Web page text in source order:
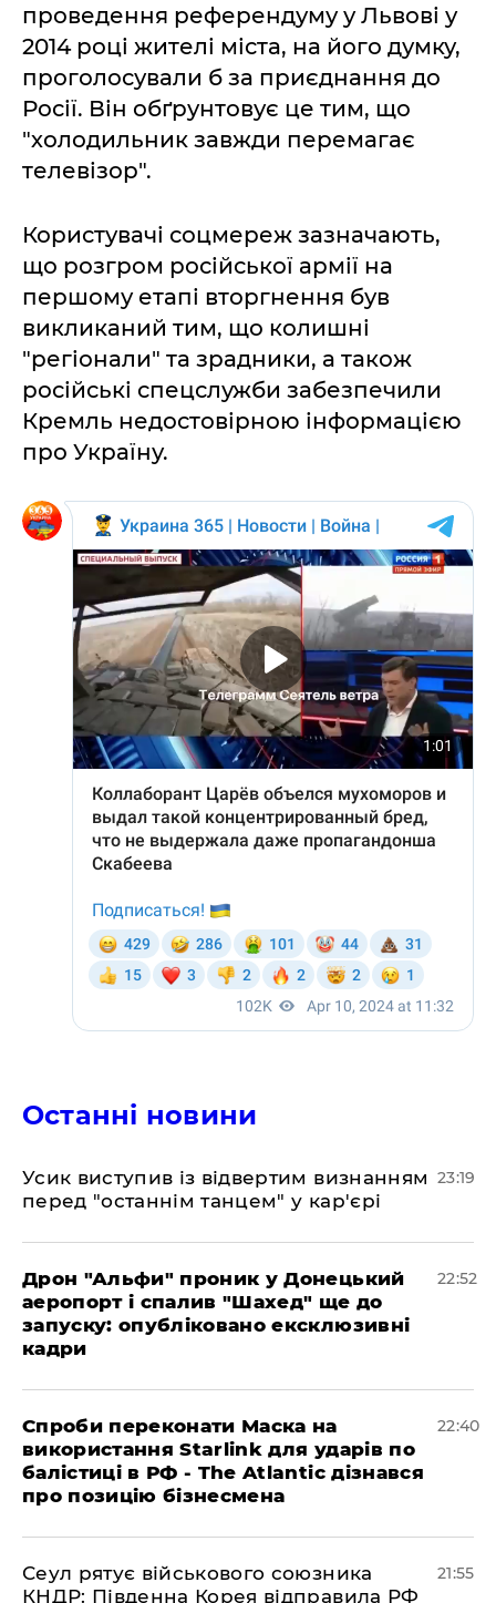
проведення референдуму у Львові у
2014 році жителі міста, на його думку,
проголосували б за приєднання до
Росії. Він обґрунтовує це тим, що
"холодильник завжди перемагає
телевізор".
Користувачі соцмереж зазначають,
що розгром російської армії на
першому етапі вторгнення був
викликаний тим, що колишні
"регіонали" та зрадники, а також
російські спецслужби забезпечили
Кремль недостовірною інформацією
про Україну.
Останні новини
​Усик виступив із відвертим визнанням
перед "останнім танцем" у кар'єрі
23:19
​Дрон "Альфи" проник у Донецький
аеропорт і спалив "Шахед" ще до
запуску: опубліковано ексклюзивні
кадри
22:52
​Спроби переконати Маска на
використання Starlink для ударів по
балістиці в РФ - The Atlantic дізнався
про позицію бізнесмена
22:40
​Сеул рятує військового союзника
КНДР: Південна Корея відправила РФ
21:55